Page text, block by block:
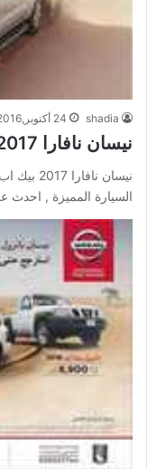
shadia 24 أكتوبر,2016
نيسان نافارا 2017 بيك اب الجديد كلياً يفزعلك
نيسان
السيارة المميزة ,